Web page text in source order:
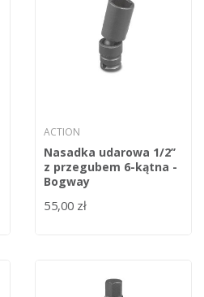
ACTION
Nasadka udarowa 1/2’’
z przegubem 6-kątna -
Bogway
55,00 zł